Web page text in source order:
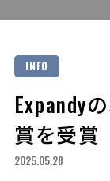
INFO
Expandy
賞を受賞
2025.05.28